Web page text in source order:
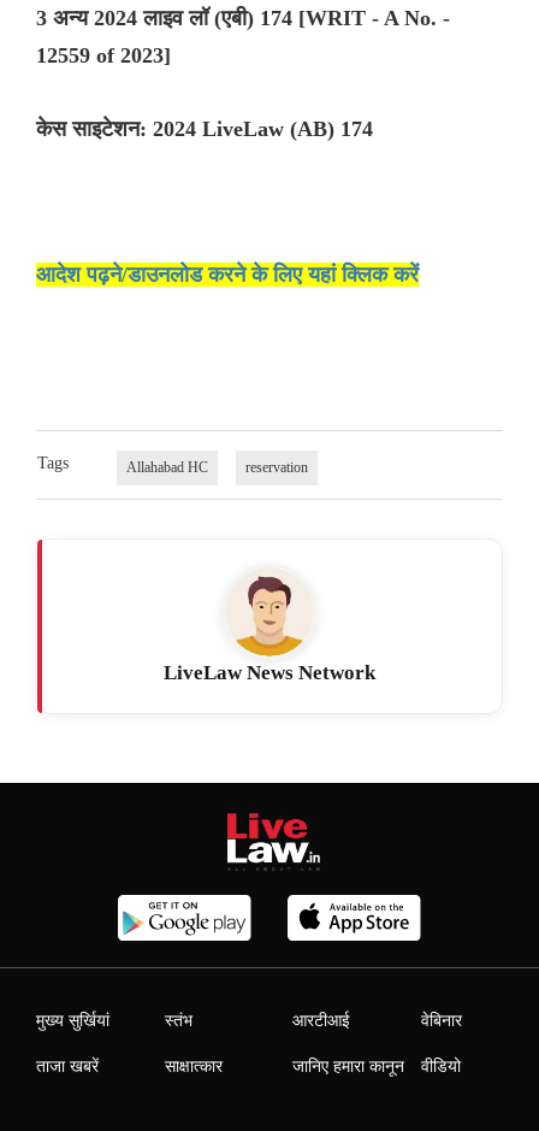
3 अन्य 2024 लाइव लॉ (एबी) 174 [WRIT - A No. -
12559 of 2023]
केस साइटेशन: 2024 LiveLaw (AB) 174
आदेश पढ़ने/डाउनलोड करने के लिए यहां क्लिक करें
Tags Allahabad HC reservation
LiveLaw News Network
मुख्य सुर्खियां
ताजा खबरें
स्तंभ
साक्षात्कार
आरटीआई
जानिए हमारा कानून
वेबिनार
वीडियो